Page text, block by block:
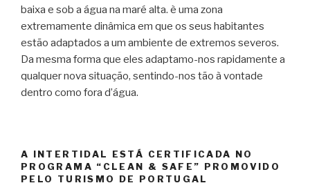
baixa e sob a água na maré alta. è uma zona
extremamente dinâmica em que os seus habitantes
estão adaptados a um ambiente de extremos severos.
Da mesma forma que eles adaptamo-nos rapidamente a
qualquer nova situação, sentindo-nos tão à vontade
dentro como fora d’água.
A INTERTIDAL ESTÁ CERTIFICADA NO
PROGRAMA “CLEAN & SAFE” PROMOVIDO
PELO TURISMO DE PORTUGAL